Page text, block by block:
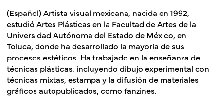
(Español) Artista visual mexicana, nacida en 1992,
estudió Artes Plásticas en la Facultad de Artes de la
Universidad Autónoma del Estado de México, en
Toluca, donde ha desarrollado la mayoría de sus
procesos estéticos. Ha trabajado en la enseñanza de
técnicas plásticas, incluyendo dibujo experimental con
técnicas mixtas, estampa y la difusión de materiales
gráficos autopublicados, como fanzines.